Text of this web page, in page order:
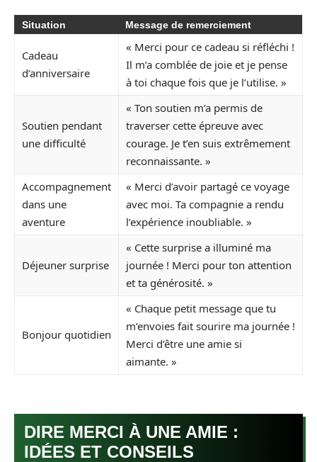
Situation Message de remerciement
Cadeau
d’anniversaire
« Merci pour ce cadeau si réfléchi !
Il m’a comblée de joie et je pense
à toi chaque fois que je l’utilise. »
Soutien pendant
une difficulté
« Ton soutien m’a permis de
traverser cette épreuve avec
courage. Je t’en suis extrêmement
reconnaissante. »
Accompagnement
dans une
aventure
« Merci d’avoir partagé ce voyage
avec moi. Ta compagnie a rendu
l’expérience inoubliable. »
Déjeuner surprise
« Cette surprise a illuminé ma
journée ! Merci pour ton attention
et ta générosité. »
Bonjour quotidien
« Chaque petit message que tu
m’envoies fait sourire ma journée !
Merci d’être une amie si
aimante. »
DIRE MERCI À UNE AMIE :
IDÉES ET CONSEILS